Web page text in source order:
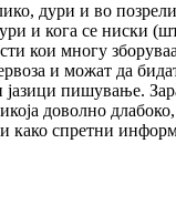
дури и во
и кога се ниски
кои многу
и можат да
јазици пишување.
доволно
како спретни